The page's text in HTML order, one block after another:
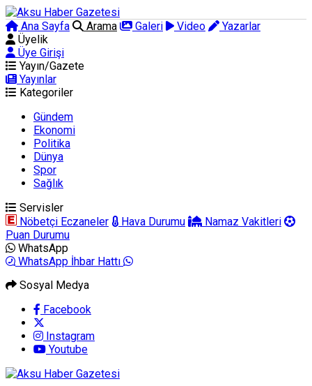
Ana Sayfa Arama Galeri Video
Yazarlar
Üyelik
Üye Girişi
Yayın/Gazete
Yayınlar
Kategoriler
Gündem
Ekonomi
Politika
Dünya
Spor
Sağlık
Servisler
Nöbetçi Eczaneler
Hava Durumu
Namaz Vakitleri
Puan Durumu
WhatsApp
WhatsApp İhbar Hattı
Sosyal Medya
Facebook
Instagram
Youtube